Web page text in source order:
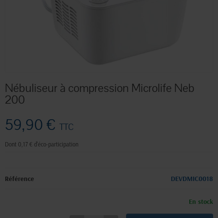
Nébuliseur à compression Microlife Neb
200
59,90 € TTC
Dont 0,17 € d'éco-participation
Référence DEVDMIC0018
En stock